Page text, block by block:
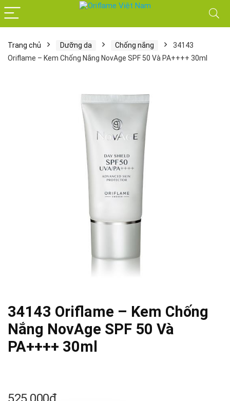
Trang chủ Dưỡng da Chống nắng
34143
Oriflame – Kem Chống Nắng NovAge SPF 50 Và PA++++ 30ml
34143 Oriflame – Kem Chống
Nắng NovAge SPF 50 Và
PA++++ 30ml